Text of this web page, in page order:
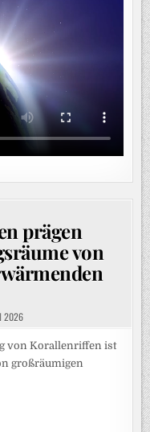
prägen
von
2026
von Korallenriffen ist
großräumigen